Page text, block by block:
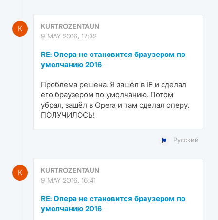
K
KURTROZENTAUN
9 MAY 2016, 17:32
RE: Опера не становится браузером по
умолчанию 2016
Проблема решена. Я зашёл в IE и сделал
его браузером по умолчанию. Потом
убрал, зашёл в Opera и там сделал оперу.
ПОЛУЧИЛОСЬ!
Русский
K
KURTROZENTAUN
9 MAY 2016, 16:41
RE: Опера не становится браузером по
умолчанию 2016